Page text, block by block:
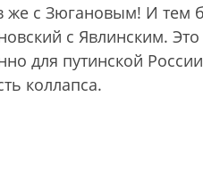
же с Зюгановым! И тем
с Явлинским. Это
для путинской
коллапса.